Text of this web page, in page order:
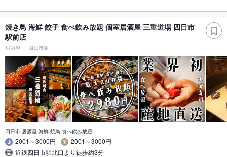
焼き鳥 海鮮 餃子 食べ飲み放題 個室居酒屋 三重道場 四日市
駅前店
居酒屋 四日市駅
四日市 居酒屋 海鮮 焼鳥 食べ飲み放題
2001～3000円
2001～3000円
近鉄四日市駅北口より徒歩約3分